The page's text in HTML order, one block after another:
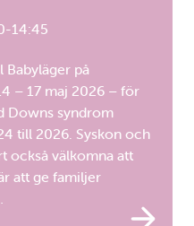
14:45
Babyläger på
– 17 maj 2026 – för
Downs syndrom
till 2026. Syskon och
också välkomna att
att ge familjer